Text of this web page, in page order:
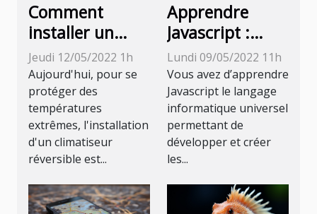
Comment
installer un
climatiseur
réversible ?
Jeudi 12/05/2022 1h
Aujourd'hui, pour se
protéger des
températures
extrêmes, l'installation
d'un climatiseur
réversible est...
Apprendre
Javascript :
comment s’y
prendre ?
Lundi 09/05/2022 11h
Vous avez d’apprendre
Javascript le langage
informatique universel
permettant de
développer et créer
les...